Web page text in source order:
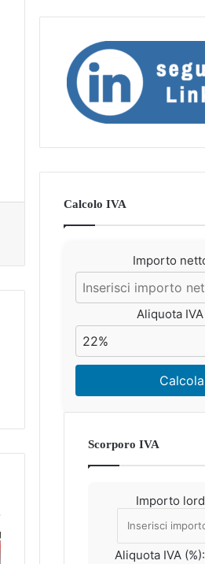
Calcolo IVA
Importo
Aliquota IVA
Calcola
Scorporo IVA
Importo
Aliquota IVA (%):